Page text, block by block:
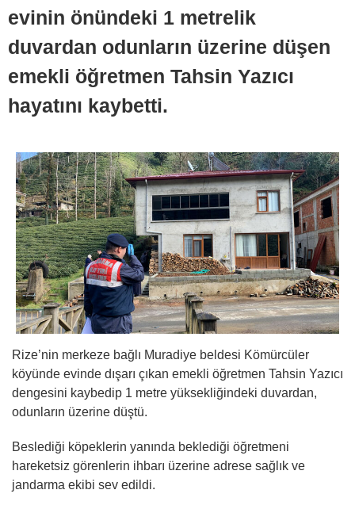
evinin önündeki 1 metrelik
duvardan odunların üzerine düşen
emekli öğretmen Tahsin Yazıcı
hayatını kaybetti.
Rize’nin merkeze bağlı Muradiye beldesi Kömürcüler
köyünde evinde dışarı çıkan emekli öğretmen Tahsin Yazıcı
dengesini kaybedip 1 metre yüksekliğindeki duvardan,
odunların üzerine düştü.
Beslediği köpeklerin yanında beklediği öğretmeni
hareketsiz görenlerin ihbarı üzerine adrese sağlık ve
jandarma ekibi sev edildi.